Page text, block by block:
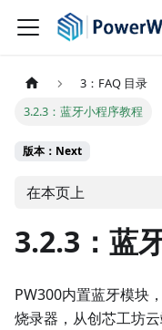
3：FAQ 目录
3.2.3：蓝牙小程序教程
版本：Next
在本页上
3.2.3：蓝
PW300内置蓝牙模块
烧录器，从创芯工坊